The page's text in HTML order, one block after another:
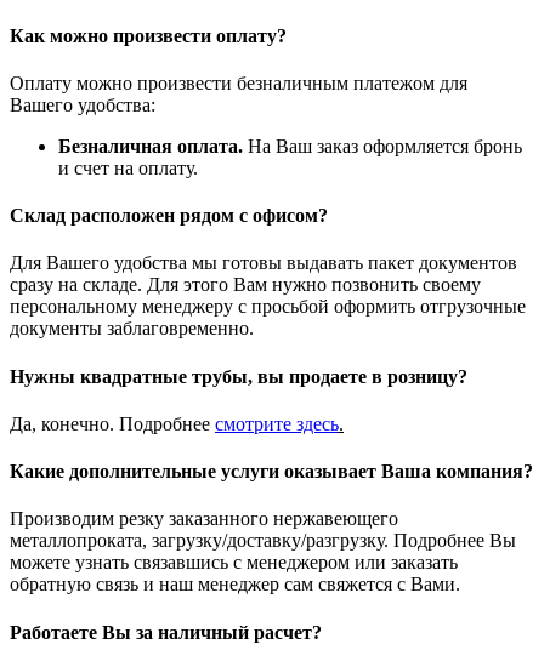
Как можно произвести оплату?
Оплату можно произвести безналичным платежом для
Вашего удобства:
Безналичная оплата. На Ваш заказ оформляется бронь
и счет на оплату.
Склад расположен рядом с офисом?
Для Вашего удобства мы готовы выдавать пакет документов
сразу на складе. Для этого Вам нужно позвонить своему
персональному менеджеру с просьбой оформить отгрузочные
документы заблаговременно.
Нужны квадратные трубы, вы продаете в розницу?
Да, конечно. Подробнее смотрите здесь.
Какие дополнительные услуги оказывает Ваша компания?
Производим резку заказанного нержавеющего
металлопроката, загрузку/доставку/разгрузку. Подробнее Вы
можете узнать связавшись с менеджером или заказать
обратную связь и наш менеджер сам свяжется с Вами.
Работаете Вы за наличный расчет?